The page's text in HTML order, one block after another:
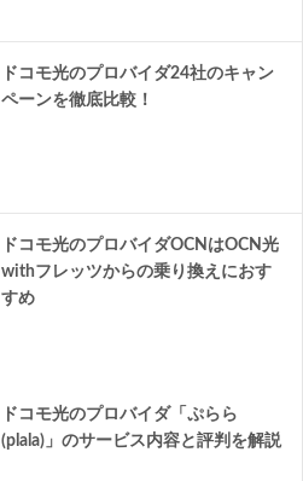
ドコモ光のプロバイダ24社のキャン
ペーンを徹底比較！
ドコモ光のプロバイダOCNはOCN光
withフレッツからの乗り換えにおす
すめ
ドコモ光のプロバイダ「ぷらら
(plala)」のサービス内容と評判を解説